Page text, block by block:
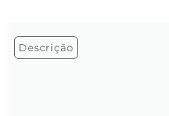
Descrição